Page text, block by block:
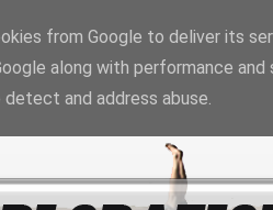
Sabato 08 / 08 / 2026Il blog
from Google to deliver its
along with performance
and address abuse.